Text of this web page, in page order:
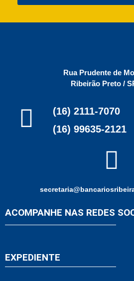
Rua Prudente de
Ribeirão Preto /
(16) 2111-7070
(16) 99635-2121
ACOMPANHE NAS REDES
EXPEDIENTE